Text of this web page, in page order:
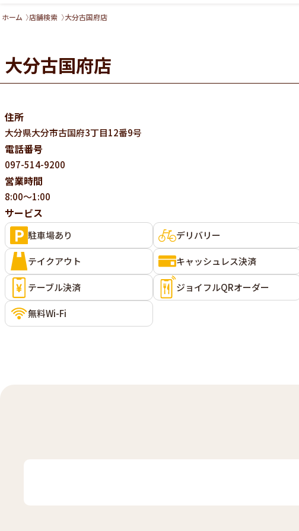
ホーム 店舗検索 大分古国府店
大分古国府店
住所
大分県大分市古国府3丁目12番9号
電話番号
097-514-9200
営業時間
8:00～1:00
サービス
駐車場あり デリバリー
テイクアウト キャッシュレス決済
テーブル決済 ジョイフルQRオーダー
無料Wi-Fi